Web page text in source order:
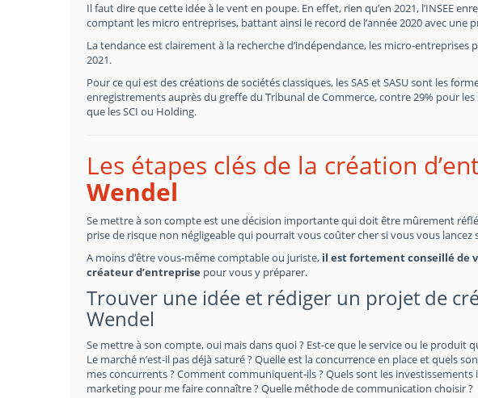
Il faut dire que cette idée à le vent en poupe. En effet, rien qu’en 2021, l’INSEE
comptant les micro entreprises, battant ainsi le record de l’année 2020 avec une
La tendance est clairement à la recherche d’indépendance, les micro-entreprises
2021.
Pour ce qui est des créations de sociétés classiques, les SAS et SASU sont les
enregistrements auprès du greffe du Tribunal de Commerce, contre 29% pour
que les SCI ou Holding.
Les étapes clés de la création
Wendel
Se mettre à son compte est une décision importante qui doit être mûrement
prise de risque non négligeable qui pourrait vous coûter cher si vous vous
A moins d’être vous-même comptable ou juriste, il est fortement conseillé de
créateur d’entreprise pour vous y préparer.
Trouver une idée et rédiger un projet de
Wendel
Se mettre à son compte, oui mais dans quoi ? Est-ce que le service ou le produit
Le marché n’est-il pas déjà saturé ? Quelle est la concurrence en place et quels
mes concurrents ? Comment communiquent-ils ? Quels sont les
marketing pour me faire connaître ? Quelle méthode de communication choisir ?